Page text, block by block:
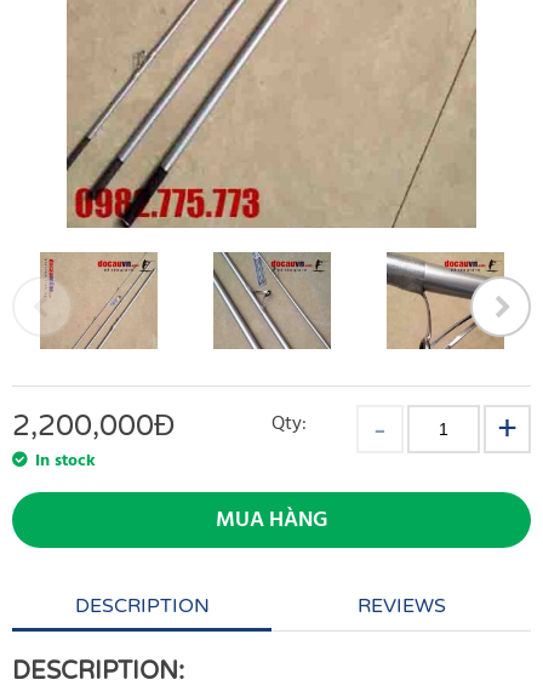
2,200,000Đ
In stock
Qty:
MUA HÀNG
DESCRIPTION REVIEWS
DESCRIPTION: